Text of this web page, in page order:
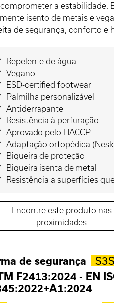
a estabilidade.
isento de metais e
de segurança, conforto e
Repelente de água
Vegano
ESD-certified footwear
Palmilha personalizável
Antiderrapante
Resistência à perfuração
Aprovado pelo HACCP
Adaptação ortopédica
Biqueira de proteção
Biqueira isenta de metal
Resistência a superfícies
Encontre este produto nas
proximidades
de segurança S3S
F2413:2024 - EN